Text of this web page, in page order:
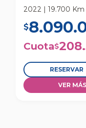
2022 | 19.700
$
Cuota$
RESERVAR
VER